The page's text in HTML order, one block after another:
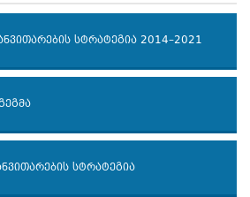
სტრატეგია 2014–2021
სტრატეგია